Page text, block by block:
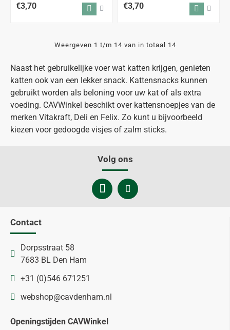
Naast het gebruikelijke voer wat katten krijgen, genieten
katten ook van een lekker snack. Kattensnacks kunnen
gebruikt worden als beloning voor uw kat of als extra
voeding. CAVWinkel beschikt over kattensnoepjes van de
merken Vitakraft, Deli en Felix. Zo kunt u bijvoorbeeld
kiezen voor gedoogde visjes of zalm sticks.
€3,70 €3,70
Weergeven 1 t/m 14 van in totaal 14
Volg ons
Contact
Dorpsstraat 58
7683 BL Den Ham
+31 (0)546 671251
webshop@cavdenham.nl
Openingstijden CAVWinkel